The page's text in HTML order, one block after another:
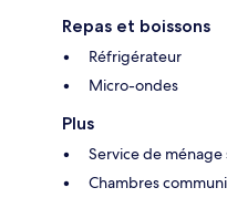
Repas et boissons
Réfrigérateur
Micro-ondes
Plus
Service de
Chambres